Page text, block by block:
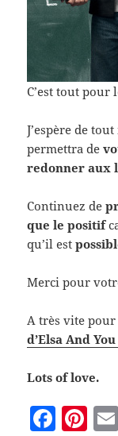
C’est tout pour
J’espère de
permettra de
redonner aux
Continuez de
que le positif
qu’il est
Merci pour
A très vite
d’Elsa And You
Lots of love.
F Pi